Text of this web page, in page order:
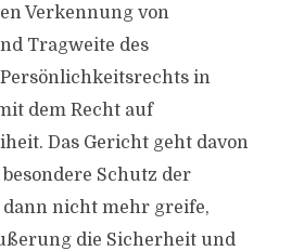
Verkennung von
Tragweite des
in
dem Recht auf
Das Gericht geht davon
besondere Schutz der
nicht mehr greife,
die Sicherheit und